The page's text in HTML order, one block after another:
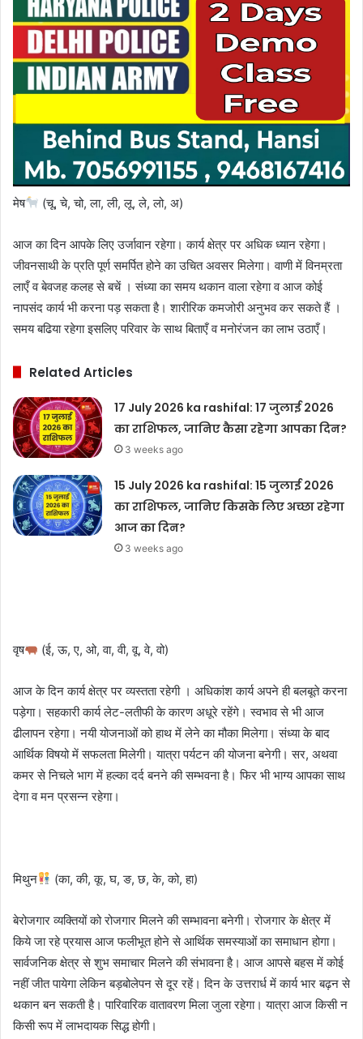
मेष (चू, चे, चो, ला, ली, लू, ले, लो, अ)
आज का दिन आपके लिए उर्जावान रहेगा। कार्य क्षेत्र पर अधिक ध्यान रहेगा।
जीवनसाथी के प्रति पूर्ण समर्पित होने का उचित अवसर मिलेगा। वाणी में विनम्रता
लाएँ व बेवजह कलह से बचें । संध्या का समय थकान वाला रहेगा व आज कोई
नापसंद कार्य भी करना पड़ सकता है। शारीरिक कमजोरी अनुभव कर सकते हैं ।
समय बढिया रहेगा इसलिए परिवार के साथ बिताएँ व मनोरंजन का लाभ उठाएँ।
Related Articles
17 July 2026 ka rashifal: 17 जुलाई 2026
का राशिफल, जानिए कैसा रहेगा आपका दिन?
3 weeks ago
15 July 2026 ka rashifal: 15 जुलाई 2026
का राशिफल, जानिए किसके लिए अच्छा रहेगा
आज का दिन?
3 weeks ago
वृष (ई, ऊ, ए, ओ, वा, वी, वू, वे, वो)
आज के दिन कार्य क्षेत्र पर व्यस्तता रहेगी । अधिकांश कार्य अपने ही बलबूते करना
पड़ेगा। सहकारी कार्य लेट-लतीफी के कारण अधूरे रहेंगे। स्वभाव से भी आज
ढीलापन रहेगा। नयी योजनाओं को हाथ में लेने का मौका मिलेगा। संध्या के बाद
आर्थिक विषयो में सफलता मिलेगी। यात्रा पर्यटन की योजना बनेगी। सर, अथवा
कमर से निचले भाग में हल्का दर्द बनने की सम्भवना है। फिर भी भाग्य आपका साथ
देगा व मन प्रसन्न रहेगा।
मिथुन (का, की, कू, घ, ङ, छ, के, को, हा)
बेरोजगार व्यक्तियों को रोजगार मिलने की सम्भावना बनेगी। रोजगार के क्षेत्र में
किये जा रहे प्रयास आज फलीभूत होने से आर्थिक समस्याओं का समाधान होगा।
सार्वजनिक क्षेत्र से शुभ समाचार मिलने की संभावना है। आज आपसे बहस में कोई
नहीं जीत पायेगा लेकिन बड़बोलेपन से दूर रहें। दिन के उत्तरार्ध में कार्य भार बढ़न से
थकान बन सकती है। पारिवारिक वातावरण मिला जुला रहेगा। यात्रा आज किसी न
किसी रूप में लाभदायक सिद्ध होगी।